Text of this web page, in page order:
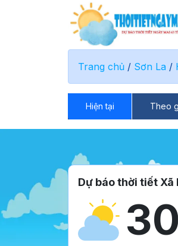
Trang chủ / Sơn La /
Hiện tại Theo
Dự báo thời tiết